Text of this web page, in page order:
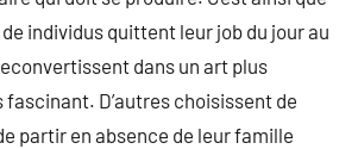
individus quittent leur job du jour au
dans un art plus
D’autres choisissent de
partir en absence de leur famille